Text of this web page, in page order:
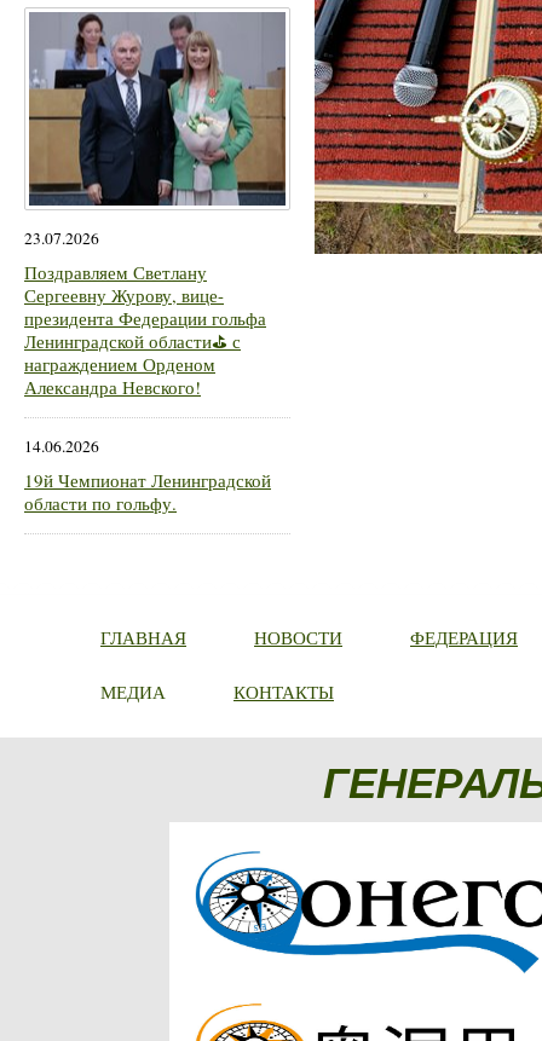
23.07.2026
Поздравляем Светлану
Сергеевну Журову, вице-
президента Федерации гольфа
Ленинградской области⛳ с
награждением Орденом
Александра Невского!
14.06.2026
19й Чемпионат Ленинградской
области по гольфу.
ГЛАВНАЯ НОВОСТИ ФЕДЕРАЦИЯ
МЕДИА КОНТАКТЫ